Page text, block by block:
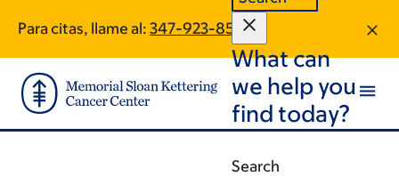
main
content
footer
Para citas, llame al: 347-923-8598
What can
we help you
find today?
Search